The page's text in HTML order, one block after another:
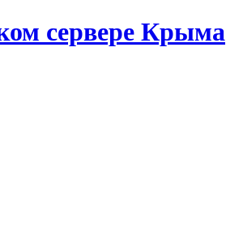
сервере Крыма